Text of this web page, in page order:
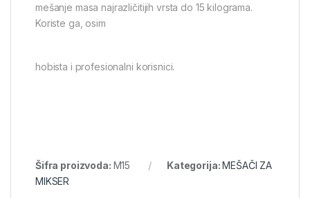
mešanje masa najrazličitijih vrsta do 15 kilograma.
Koriste ga, osim
hobista i profesionalni korisnici.
Šifra proizvoda: M15 Kategorija:MEŠAČI ZA
MIKSER